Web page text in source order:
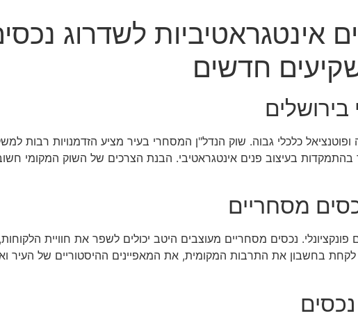
אינטגראטיביות לשדרוג
חדשים
כלכלי גבוה. שוק הנדל"ן המסחרי בעיר מציע הזדמנויות רבות
בהתמקדות בעיצוב פנים אינטגראטיבי. הבנת הצרכים של השוק המקומי
מסחריים
נכסים מסחריים מעוצבים היטב יכולים לשפר את חוויית
לקחת בחשבון את התרבות המקומית, את המאפיינים ההיסטוריים של העיר